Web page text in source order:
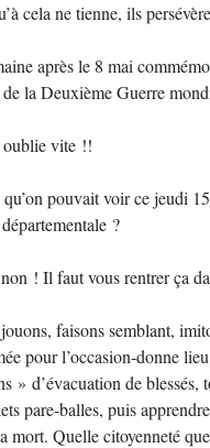
cela ne tienne, ils
après le 8 mai
la Deuxième Guerre
vite !!
pouvait voir ce jeudi
?
! Il faut vous rentrer ça
faisons semblant,
pour l’occasion-donne
» d’évacuation de blessés,
pare-balles, puis
mort. Quelle citoyenneté